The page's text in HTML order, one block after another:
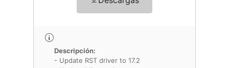
Descripción:
- Update RST driver to 17.2